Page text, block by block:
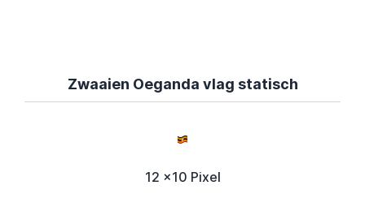
Zwaaien Oeganda vlag statisch
12 x10 Pixel